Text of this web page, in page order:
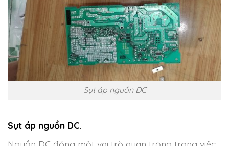
Sụt áp nguồn DC
Sụt áp nguồn DC.
Nguồn DC đóng một vai trò quan trọng trong việc